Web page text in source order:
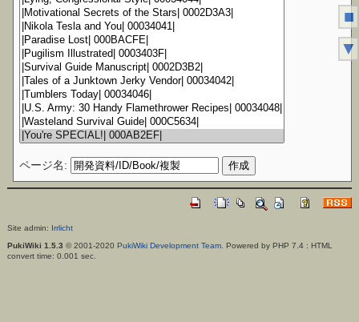
ページ名:
Site admin: Irrlicht
PukiWiki 1.5.3 © 2001-2020 PukiWiki Development Team. Powered by PHP 7.4 : HTML
convert time: 0.001 sec.
■
▼